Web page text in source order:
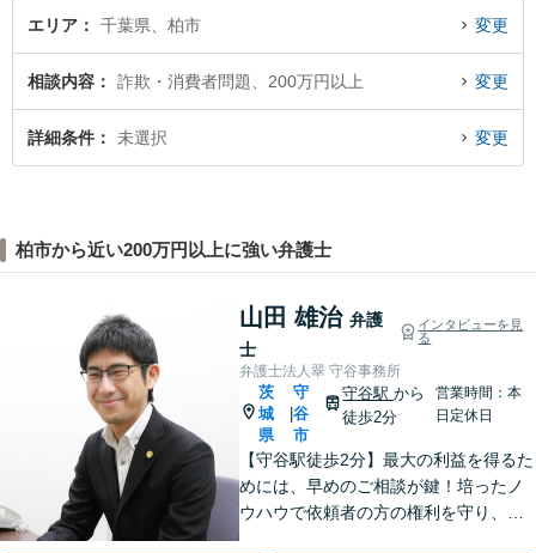
エリア 千葉県、柏市 変更
相談内容 詐欺・消費者問題、200万円以上 変更
詳細条件 未選択 変更
柏市から近い200万円以上に強い弁護士
山田 雄治 弁護
士
インタビューを見
る
弁護士法人翠 守谷事務所
茨
城
県
守
谷
市
守谷駅から
徒歩2分
営業時間：本
日定休日
【守谷駅徒歩2分】最大の利益を得るた
めには、早めのご相談が鍵！培ったノ
ウハウで依頼者の方の権利を守り、最